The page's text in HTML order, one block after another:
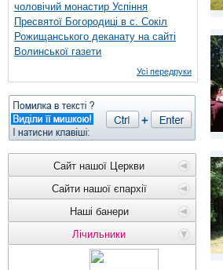
чоловічий монастир Успіння
Пресвятої Богородиці в с. Сокіл
Рожищанського деканату на сайті
Волинської газети
Усі передруки
Сайт нашої Церкви
Сайти нашої єпархії
Наші банери
Лічильники